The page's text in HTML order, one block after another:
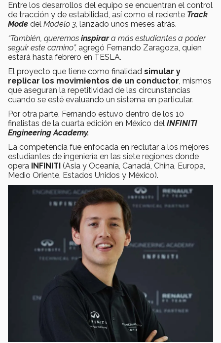
Entre los desarrollos del equipo se encuentran el control
de tracción y de estabilidad, así como el reciente Track
Mode del Modelo 3, lanzado unos meses atrás.
“También, queremos inspirara más estudiantes a poder
seguir este camino”, agregó Fernando Zaragoza, quien
estará hasta febrero en TESLA.
El proyecto que tiene como finalidad simular y
replicar los movimientos de un conductor, mismos
que aseguran la repetitividad de las circunstancias
cuando se esté evaluando un sistema en particular.
Por otra parte, Fernando estuvo dentro de los 10
finalistas de la cuarta edición en México del INFINITI
Engineering Academy.
La competencia fue enfocada en reclutar a los mejores
estudiantes de ingeniería en las siete regiones donde
opera INFINITI (Asia y Oceanía, Canadá, China, Europa,
Medio Oriente, Estados Unidos y México).